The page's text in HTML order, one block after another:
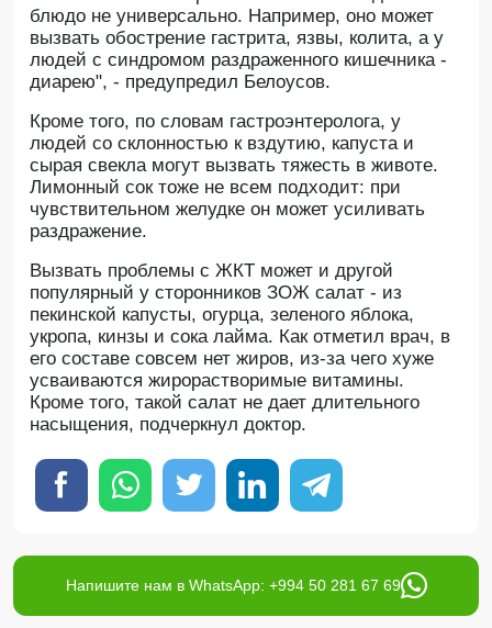
блюдо не универсально. Например, оно может
вызвать обострение гастрита, язвы, колита, а у
людей с синдромом раздраженного кишечника -
диарею", - предупредил Белоусов.
Кроме того, по словам гастроэнтеролога, у
людей со склонностью к вздутию, капуста и
сырая свекла могут вызвать тяжесть в животе.
Лимонный сок тоже не всем подходит: при
чувствительном желудке он может усиливать
раздражение.
Вызвать проблемы с ЖКТ может и другой
популярный у сторонников ЗОЖ салат - из
пекинской капусты, огурца, зеленого яблока,
укропа, кинзы и сока лайма. Как отметил врач, в
его составе совсем нет жиров, из-за чего хуже
усваиваются жирорастворимые витамины.
Кроме того, такой салат не дает длительного
насыщения, подчеркнул доктор.
Напишите нам в WhatsApp: +994 50 281 67 69